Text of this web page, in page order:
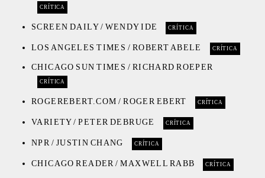
CRÍTICA
SCREEN DAILY / WENDY IDE CRÍTICA
LOS ANGELES TIMES / ROBERT ABELE CRÍTICA
CHICAGO SUN TIMES / RICHARD ROEPER
CRÍTICA
ROGEREBERT.COM / ROGER EBERT CRÍTICA
VARIETY / PETER DEBRUGE CRÍTICA
NPR / JUSTIN CHANG CRÍTICA
CHICAGO READER / MAXWELL RABB CRÍTICA